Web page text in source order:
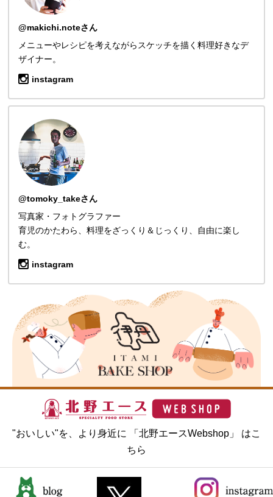
@makichi.noteさん
メニューやレシピを考えながらスケッチを描く料理好きなデ
ザイナー。
instagram
@tomoky_takeさん
写真家・フォトグラファー
育児のかたわら、料理をざっくり＆じっくり、自由に楽し
む。
instagram
"おいしい"を、より身近に 「北野エースWebshop」 はこ
ちら